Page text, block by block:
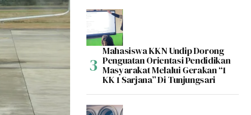
Mahasiswa KKN Undip Dorong
Penguatan Orientasi Pendidikan
Masyarakat Melalui Gerakan “1
KK 1 Sarjana” Di Tunjungsari